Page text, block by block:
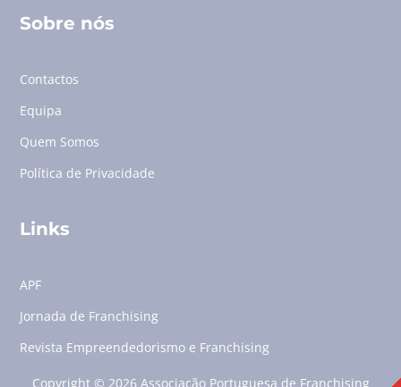
Sobre nós
Contactos
Equipa
Quem Somos
Política de Privacidade
Links
APF
Jornada de Franchising
Revista Empreendedorismo e Franchising
Copyright © 2026 Associação Portuguesa de Franchising